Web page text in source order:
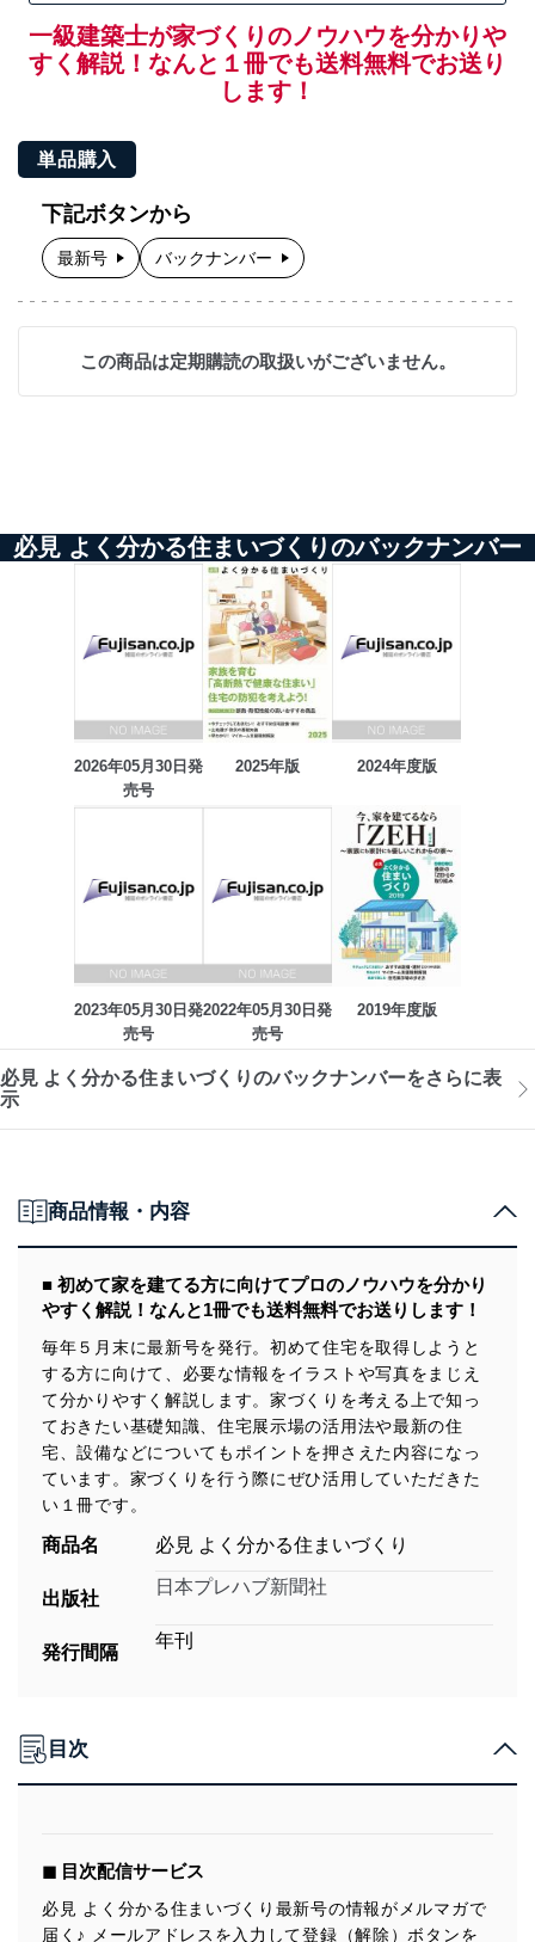
一級建築士が家づくりのノウハウを分かりや
すく解説！なんと１冊でも送料無料でお送り
します！
単品購入
下記ボタンから
最新号 バックナンバー
この商品は定期購読の取扱いがございません。
必見 よく分かる住まいづくりのバックナンバー
2026年05月30日発
売号
2025年版 2024年度版
2023年05月30日発
売号
2022年05月30日発
売号
2019年度版
必見 よく分かる住まいづくりのバックナンバーをさらに表
示
商品情報・内容
■ 初めて家を建てる方に向けてプロのノウハウを分かり
やすく解説！なんと1冊でも送料無料でお送りします！
毎年５月末に最新号を発行。初めて住宅を取得しようと
する方に向けて、必要な情報をイラストや写真をまじえ
て分かりやすく解説します。家づくりを考える上で知っ
ておきたい基礎知識、住宅展示場の活用法や最新の住
宅、設備などについてもポイントを押さえた内容になっ
ています。家づくりを行う際にぜひ活用していただきた
い１冊です。
商品名 必見 よく分かる住まいづくり
出版社
日本プレハブ新聞社
発行間隔
年刊
目次
◼︎ 目次配信サービス
必見 よく分かる住まいづくり最新号の情報がメルマガで
届く♪ メールアドレスを入力して登録（解除）ボタンを